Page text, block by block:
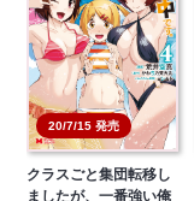
20/7/15 発売
クラスごと集団転移し
ましたが、一番強い俺